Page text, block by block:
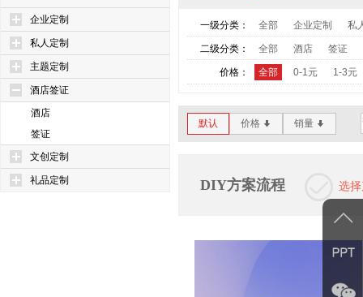
企业定制
私人定制
主题定制
酒店签证
酒店
签证
文创定制
礼品定制
一级分类： 全部 企业定制 私
二级分类： 全部 酒店 签证
价格： 全部 0-1元 1-3元
默认 价格 * 销量 *
DIY方案流程 选